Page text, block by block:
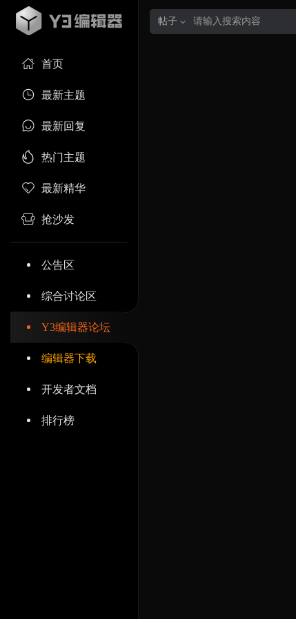
首页
最新主题
最新回复
热门主题
最新精华
抢沙发
公告区
综合讨论区
Y3编辑器论坛
编辑器下载
开发者文档
排行榜
帖子